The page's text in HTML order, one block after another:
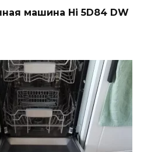
машина Hi 5D84 DW